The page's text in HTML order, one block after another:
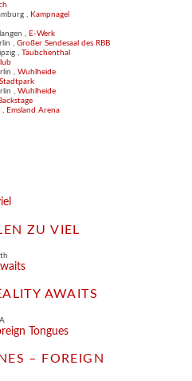
, Kampnagel
, E-Werk
, Großer Sendesaal des RBB
, Täubchenthal
, Wuhlheide
Stadtpark
, Wuhlheide
, Emsland Arena
ZU VIEL
AWAITS
– FOREIGN